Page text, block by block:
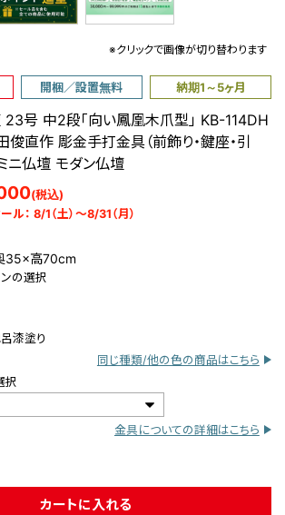
※クリックで画像が切り替わります
開梱／設置無料 納期1～5ヶ月
号 中2段「向い鳳凰木爪型」 KB-114DH
直作 彫金手打金具（前飾り・鍵座・引
ニ仏壇 モダン仏壇
(税込)
： 8/1（土）～8/31（月）
35×高70cm
ンの選択
漆塗り
同じ種類/他の色の商品はこちら
択
金具についての詳細はこちら
カートに入れる